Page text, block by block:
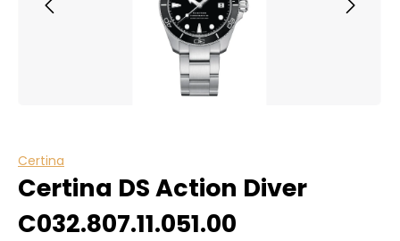
Certina
Certina DS Action Diver
C032.807.11.051.00